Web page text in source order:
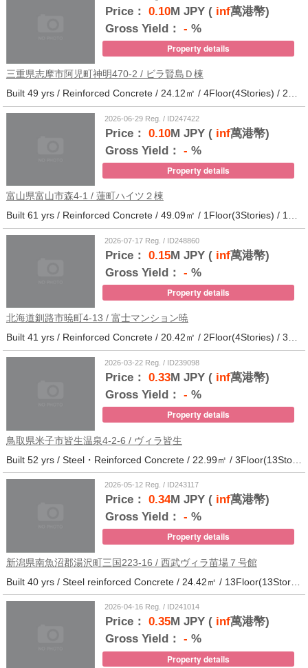
Price： 0.10M JPY (inf萬港幣)
Gross Yield： - %
Property details
三重県志摩市阿児町神明470-2 / ビラ賢島Ｄ棟
Built 49 yrs / Reinforced Concrete / 24.12㎡ / 4Floor(4Stories) / 25Units / Distance from the station.14
2026-06-29 Reg. / ID247422
Price： 0.10M JPY (inf萬港幣)
Gross Yield： - %
Property details
富山県富山市森4-1 / 蓮町ハイツ２棟
Built 61 yrs / Reinforced Concrete / 49.09㎡ / 1Floor(3Stories) / 12Units / Distance from the station.9
2026-07-17 Reg. / ID248860
Price： 0.15M JPY (inf萬港幣)
Gross Yield： - %
Property details
北海道釧路市暁町4-13 / 富士マンション暁
Built 41 yrs / Reinforced Concrete / 20.42㎡ / 2Floor(4Stories) / 32Units / Distance from the station.33
2026-03-22 Reg. / ID239098
Price： 0.33M JPY (inf萬港幣)
Gross Yield： - %
Property details
鳥取県米子市皆生温泉4-2-6 / ヴィラ皆生
Built 52 yrs / Steel・Reinforced Concrete / 22.99㎡ / 3Floor(13Stories) / 138Units / Distance from the station.
2026-05-12 Reg. / ID243117
Price： 0.34M JPY (inf萬港幣)
Gross Yield： - %
Property details
新潟県南魚沼郡湯沢町三国223-16 / 西武ヴィラ苗場７号館
Built 40 yrs / Steel reinforced Concrete / 24.42㎡ / 13Floor(13Stories) / 372Units / Distance from the station.
2026-04-16 Reg. / ID241014
Price： 0.35M JPY (inf萬港幣)
Gross Yield： - %
Property details